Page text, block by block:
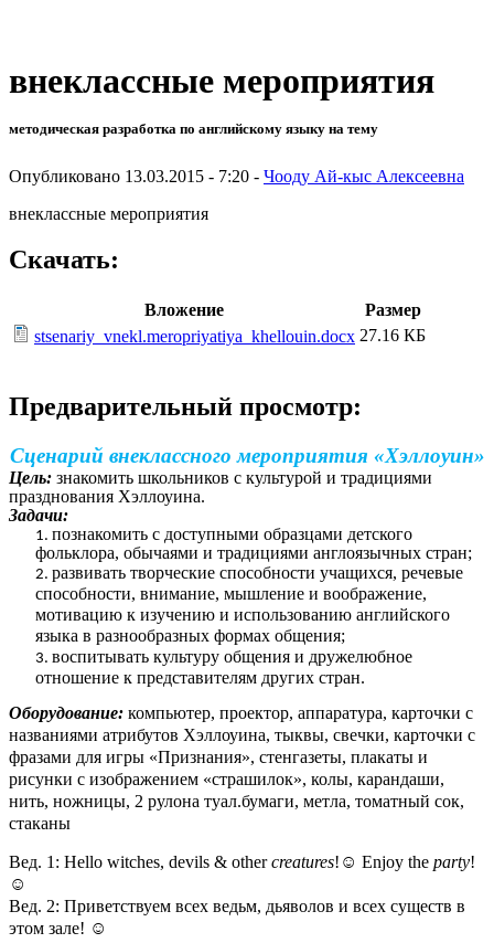
внеклассные мероприятия
методическая разработка по английскому языку на тему
Опубликовано 13.03.2015 - 7:20 - Чооду Ай-кыс Алексеевна
внеклассные мероприятия
Скачать:
Вложение
Размер
stsenariy_vnekl.meropriyatiya_khellouin.docx 27.16 КБ
Предварительный просмотр:
Сценарий внеклассного мероприятия «Хэллоуин»
Цель: знакомить школьников с культурой и традициями
празднования Хэллоуина.
Задачи:
познакомить с доступными образцами детского
фольклора, обычаями и традициями англоязычных стран;
развивать творческие способности учащихся, речевые
способности, внимание, мышление и воображение,
мотивацию к изучению и использованию английского
языка в разнообразных формах общения;
воспитывать культуру общения и дружелюбное
отношение к представителям других стран.
Оборудование: компьютер, проектор, аппаратура, карточки с
названиями атрибутов Хэллоуина, тыквы, свечки, карточки с
фразами для игры «Признания», стенгазеты, плакаты и
рисунки с изображением «страшилок», колы, карандаши,
нить, ножницы, 2 рулона туал.бумаги, метла, томатный сок,
стаканы
Вед. 1: Hello witches, devils & othercreatures! ☺ Enjoy the party!
☺
Вед. 2: Приветствуем всех ведьм, дьяволов и всех существ в
этом зале! ☺